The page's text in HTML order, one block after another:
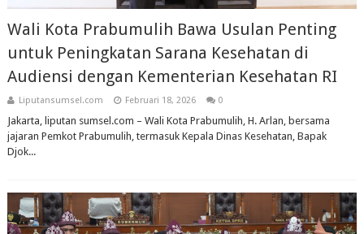
Wali Kota Prabumulih Bawa Usulan Penting
untuk Peningkatan Sarana Kesehatan di
Audiensi dengan Kementerian Kesehatan RI
Liputansumsel.com Februari 18, 2026 0
Jakarta, liputan sumsel.com – Wali Kota Prabumulih, H. Arlan, bersama
jajaran Pemkot Prabumulih, termasuk Kepala Dinas Kesehatan, Bapak
Djok...